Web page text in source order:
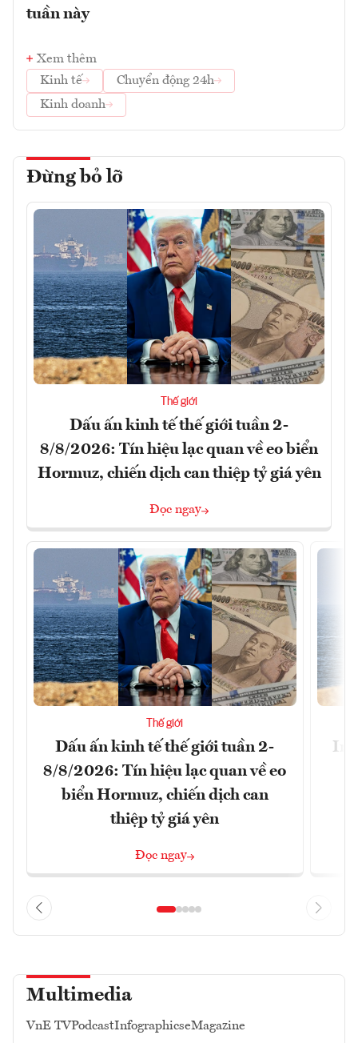
tuần này
Xem thêm
Kinh tế
Chuyển động 24h
Kinh doanh
Đừng bỏ lỡ
Thế giới
Dấu ấn kinh tế thế giới tuần 2-
8/8/2026: Tín hiệu lạc quan về eo biển
Hormuz, chiến dịch can thiệp tỷ giá yên
Đọc ngay
Thế giới
Dấu ấn kinh tế thế giới tuần 2-
8/8/2026: Tín hiệu lạc quan về eo
biển Hormuz, chiến dịch can
thiệp tỷ giá yên
Đọc ngay
Multimedia
VnE TVPodcastInfographicseMagazine